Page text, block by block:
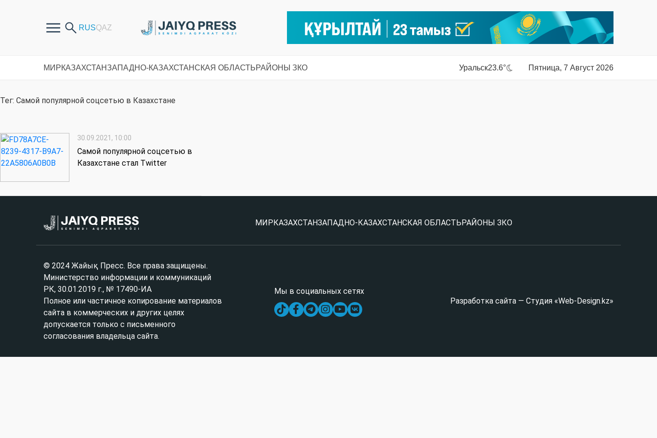
МИРКАЗАХСТАНЗАПАДНО-КАЗАХСТАНСКАЯ ОБЛАСТЬРАЙОНЫ ЗКО Уральск23.6° Пятница, 7 Август 2026
Тег: Самой популярной соцсетью в Казахстане
30.09.2021, 10:00
Самой популярной соцсетью в
Казахстане стал Twitter
МИР КАЗАХСТАНЗАПАДНО-КАЗАХСТАНСКАЯ ОБЛАСТЬ РАЙОНЫ ЗКО
© 2024 Жайық Пресс. Все права защищены.
Министерство информации и коммуникаций
РК, 30.01.2019 г., № 17490-ИА
Полное или частичное копирование материалов
сайта в коммерческих и других целях
допускается только с письменного
согласования владельца сайта.
Мы в социальных сетях
Разработка сайта — Студия «Web-Design.kz»